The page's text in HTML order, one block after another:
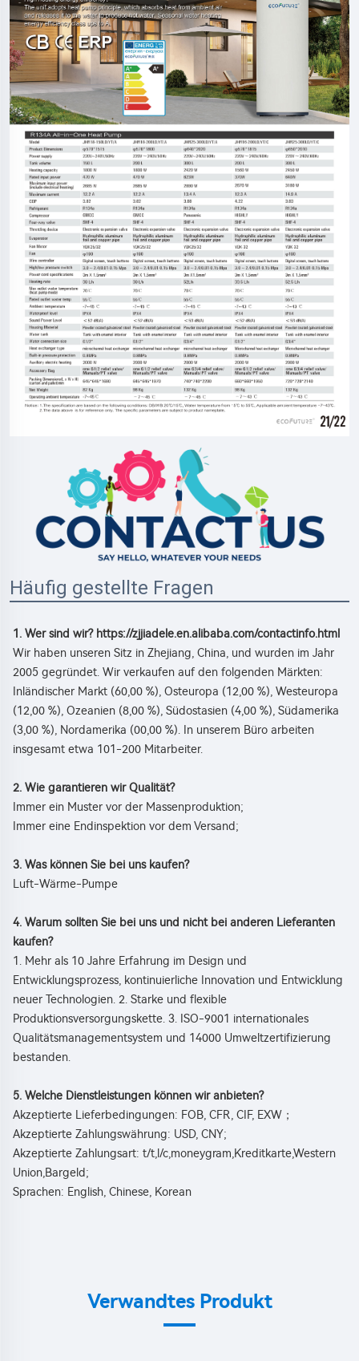
Häufig gestellte Fragen
1. Wer sind wir? https://zjjiadele.en.alibaba.com/contactinfo.html
Wir haben unseren Sitz in Zhejiang, China, und wurden im Jahr
2005 gegründet. Wir verkaufen auf den folgenden Märkten:
Inländischer Markt (60,00 %), Osteuropa (12,00 %), Westeuropa
(12,00 %), Ozeanien (8,00 %), Südostasien (4,00 %), Südamerika
(3,00 %), Nordamerika (00,00 %). In unserem Büro arbeiten
insgesamt etwa 101-200 Mitarbeiter.
2. Wie garantieren wir Qualität?
Immer ein Muster vor der Massenproduktion;
Immer eine Endinspektion vor dem Versand;
3. Was können Sie bei uns kaufen?
Luft-Wärme-Pumpe
4. Warum sollten Sie bei uns und nicht bei anderen Lieferanten
kaufen?
1. Mehr als 10 Jahre Erfahrung im Design und
Entwicklungsprozess, kontinuierliche Innovation und Entwicklung
neuer Technologien. 2. Starke und flexible
Produktionsversorgungskette. 3. ISO-9001 internationales
Qualitätsmanagementsystem und 14000 Umweltzertifizierung
bestanden.
5. Welche Dienstleistungen können wir anbieten?
Akzeptierte Lieferbedingungen: FOB, CFR, CIF, EXW；
Akzeptierte Zahlungswährung: USD, CNY;
Akzeptierte Zahlungsart: t/t,l/c,moneygram,Kreditkarte,Western
Union,Bargeld;
Sprachen: English, Chinese, Korean
Verwandtes Produkt